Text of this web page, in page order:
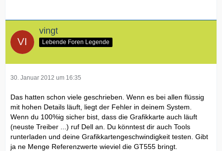
vingt
Lebende Foren Legende
30. Januar 2012 um 16:35
Das hatten schon viele geschrieben. Wenn es bei allen flüssig
mit hohen Details läuft, liegt der Fehler in deinem System.
Wenn du 100%ig sicher bist, dass die Grafikkarte auch läuft
(neuste Treiber ...) ruf Dell an. Du könntest dir auch Tools
runterladen und deine Grafikkartengeschwindigkeit testen. Gibt
ja ne Menge Referenzwerte wieviel die GT555 bringt.